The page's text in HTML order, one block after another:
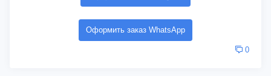
Оформить заказ WhatsApp
0